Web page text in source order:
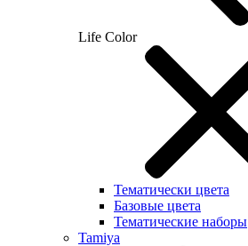
Life Color
Тематически цвета
Базовые цвета
Тематические наборы
Tamiya